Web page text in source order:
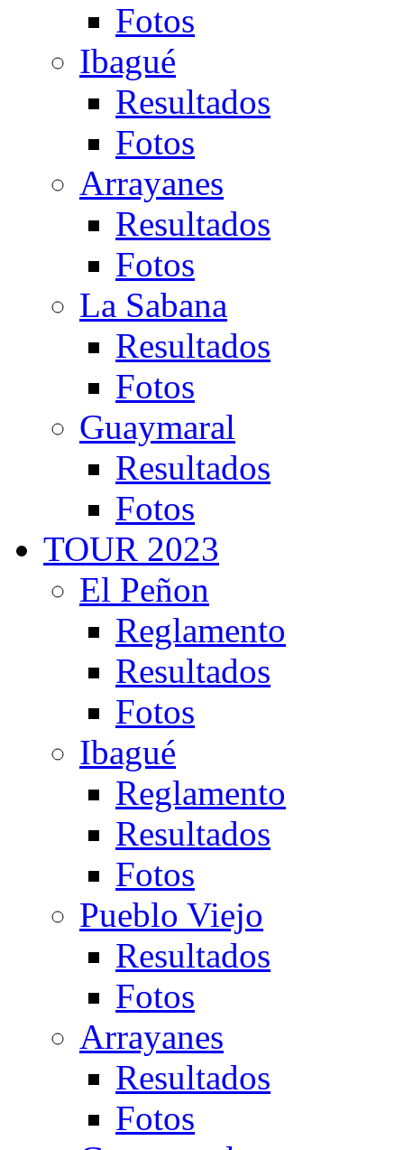
Fotos
Ibagué
Resultados
Fotos
Arrayanes
Resultados
Fotos
La Sabana
Resultados
Fotos
Guaymaral
Resultados
Fotos
TOUR 2023
El Peñon
Reglamento
Resultados
Fotos
Ibagué
Reglamento
Resultados
Fotos
Pueblo Viejo
Resultados
Fotos
Arrayanes
Resultados
Fotos